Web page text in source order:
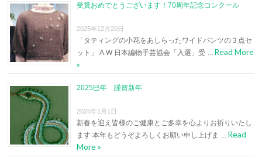
受賞おめでとうございます！70周年記念コンクール
2025年12月20日
「タティングの小花をあしらったワイドパンツの３点セ
ット」 A.W 日本編物手芸協会「入選」受 …Read More
»
2025巳年 謹賀新年
2025年1月1日
新春を迎え皆様のご健康とご多幸を心よりお祈りいたし
ます 本年もどうぞよろしくお願い申し上げま …Read
More »